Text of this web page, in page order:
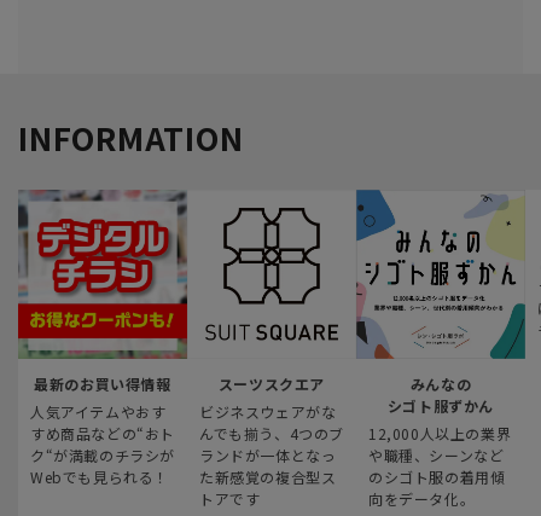
INFORMATION
最新のお買い得情報
人気アイテムやおす
すめ商品などの“おト
ク“が満載のチラシが
Webでも見られる！
スーツスクエア
ビジネスウェアがな
んでも揃う、4つのブ
ランドが一体となっ
た新感覚の複合型ス
トアです
みんなの
シゴト服ずかん
12,000人以上の業界
や職種、シーンなど
のシゴト服の着用傾
向をデータ化。